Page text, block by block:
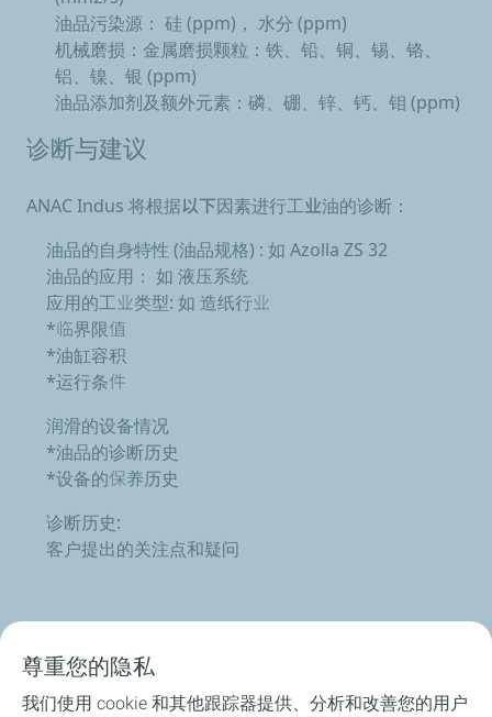
油品污染源： 硅 (ppm)， 水分 (ppm)
机械磨损： 金属磨损颗粒：铁、铅、铜、锡、铬、
铝、镍、银 (ppm)
油品添加剂及额外元素： 磷、硼、锌、钙、钼 (ppm)
诊断与建议
ANAC Indus 将根据以下因素进行工业油的诊断：
油品的自身特性 (油品规格) : 如 Azolla ZS 32
油品的应用： 如 液压系统
应用的工业类型: 如 造纸行业
*临界限值
*油缸容积
*运行条件
润滑的设备情况
*油品的诊断历史
*设备的保养历史
诊断历史:
客户提出的关注点和疑问
产品介绍
尊重您的隐私
我们使用 cookie 和其他跟踪器提供、分析和改善您的用户